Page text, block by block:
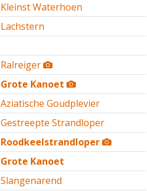
Kleinst Waterhoen
Lachstern
Ralreiger
Grote Kanoet
Aziatische Goudplevier
Gestreepte Strandloper
Roodkeelstrandloper
Grote Kanoet
Slangenarend